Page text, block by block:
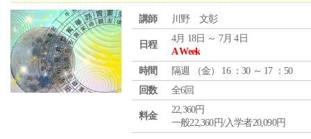
講師 川野 文彰
日程
4月 18日 ～ 7月 4日
A Week
時間
隔週 （金） 16 ：30 ～ 17 ：50
回数
全6回
料金
22,360円
一般22,360円/入学者20,090円